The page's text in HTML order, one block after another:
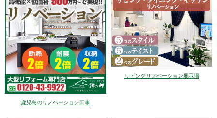
鹿児島のリノベーション工事
リビングリノベーション展示場